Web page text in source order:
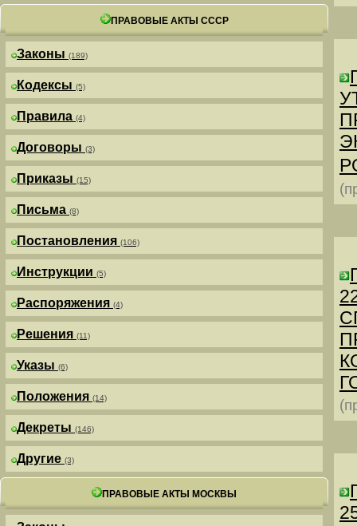
ПРАВОВЫЕ АКТЫ СССР
Законы (189)
Кодексы (5)
Правила (4)
Договоры (3)
Приказы (15)
Письма (8)
Постановления (106)
Инструкции (5)
Распоряжения (4)
Решения (11)
Указы (6)
Положения (14)
Декреты (146)
Другие (3)
ПРАВОВЫЕ АКТЫ МОСКВЫ